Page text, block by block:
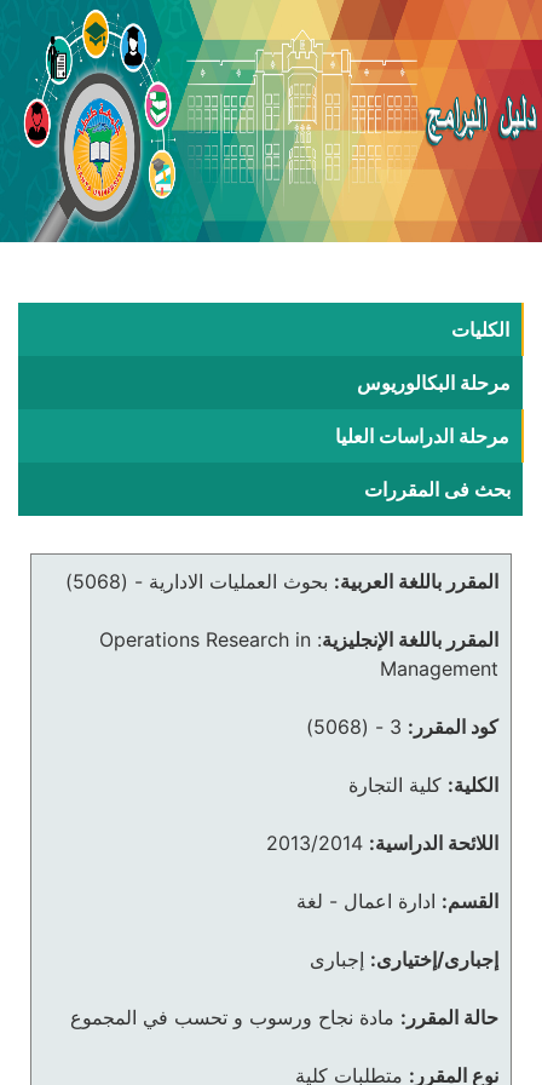
الكليات
مرحلة البكالوريوس
مرحلة الدراسات العليا
بحث فى المقررات
المقرر باللغة العربية: بحوث العمليات الادارية - (5068)
المقرر باللغة الإنجليزية:
Operations Research in
Management
كود المقرر: 3 - (5068)
الكلية: كلية التجارة
اللائحة الدراسية: 2013/2014
القسم: ادارة اعمال - لغة
إجبارى/إختيارى: إجبارى
حالة المقرر: مادة نجاح ورسوب و تحسب في المجموع
نوع المقرر: متطلبات كلية